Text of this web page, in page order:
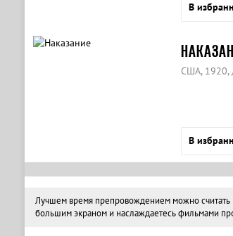
В
США, 1920,
В
Лучшем время препровождением можно считать
большим экраном и наслаждаетесь фильмами